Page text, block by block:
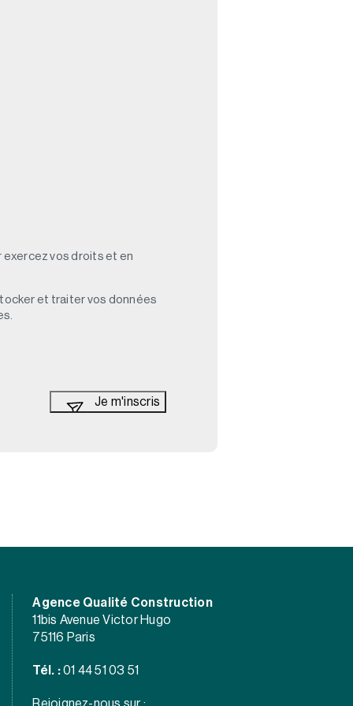
exercez vos droits et en
et traiter vos données
Agence Qualité Construction
11bis Avenue Victor Hugo
75116 Paris
Tél. : 01 44 51 03 51